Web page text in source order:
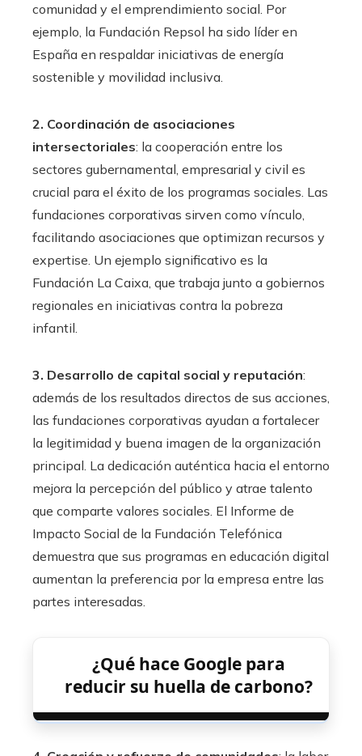
comunidad y el emprendimiento social. Por
ejemplo, la Fundación Repsol ha sido líder en
España en respaldar iniciativas de energía
sostenible y movilidad inclusiva.
2. Coordinación de asociaciones
intersectoriales: la cooperación entre los
sectores gubernamental, empresarial y civil es
crucial para el éxito de los programas sociales. Las
fundaciones corporativas sirven como vínculo,
facilitando asociaciones que optimizan recursos y
expertise. Un ejemplo significativo es la
Fundación La Caixa, que trabaja junto a gobiernos
regionales en iniciativas contra la pobreza
infantil.
3. Desarrollo de capital social y reputación:
además de los resultados directos de sus acciones,
las fundaciones corporativas ayudan a fortalecer
la legitimidad y buena imagen de la organización
principal. La dedicación auténtica hacia el entorno
mejora la percepción del público y atrae talento
que comparte valores sociales. El Informe de
Impacto Social de la Fundación Telefónica
demuestra que sus programas en educación digital
aumentan la preferencia por la empresa entre las
partes interesadas.
¿Qué hace Google para
reducir su huella de carbono?